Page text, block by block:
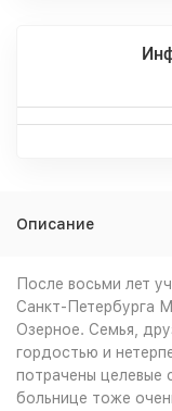
Описание
После восьми лет
Санкт-Петербурга
Озерное. Семья,
гордостью и
потрачены целевые
больнице тоже